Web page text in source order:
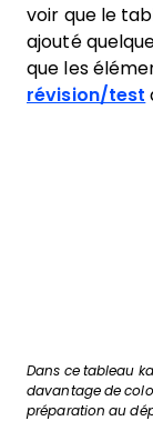
voir que le
ajouté
que les
révision/test
Dans ce tableau
davantage de
préparation au